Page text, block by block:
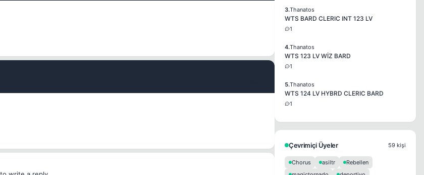
Permanent
3.Thanatos
WTS BARD CLERIC INT 123 LV
1
4.Thanatos
WTS 123 LV WİZ BARD
1
5.Thanatos
WTS 124 LV HYBRD CLERIC BARD
1
Çevrimiçi Üyeler 59 kişi
Chorus asiltr
Rebellen